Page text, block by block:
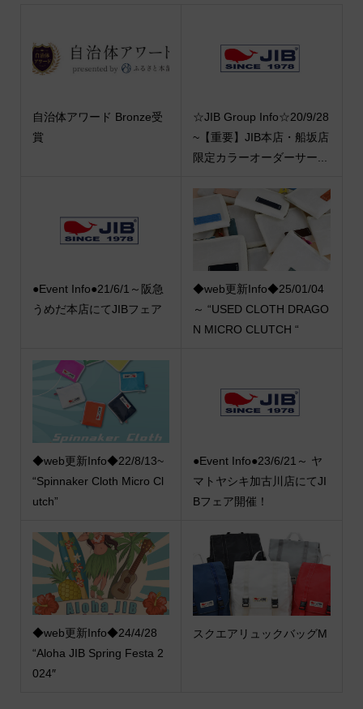
自治体アワード Bronze受
賞
☆JIB Group Info☆20/9/28
~【重要】JIB本店・船坂店
限定カラーオーダーサー...
●Event Info●21/6/1～阪急
うめだ本店にてJIBフェア
◆web更新Info◆25/01/04
～ “USED CLOTH DRAGO
N MICRO CLUTCH “
◆web更新Info◆22/8/13~
“Spinnaker Cloth Micro Cl
utch”
●Event Info●23/6/21～ ヤ
マトヤシキ加古川店にてJI
Bフェア開催！
◆web更新Info◆24/4/28
“Aloha JIB Spring Festa 2
024″
スクエアリュックバッグM